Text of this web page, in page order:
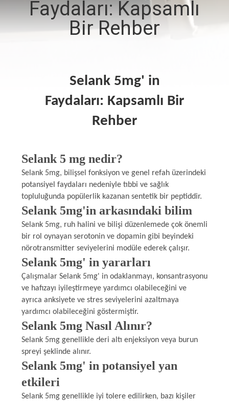
KONTROL
HABERLER
SITE
HARITASI
PRIVACY
POLICY
Faydaları: Kapsamlı
Bir Rehber
Selank 5mg' in
Faydaları: Kapsamlı Bir
Rehber
Selank 5 mg nedir?
Selank 5mg, bilişsel fonksiyon ve genel refah üzerindeki
potansiyel faydaları nedeniyle tıbbi ve sağlık
topluluğunda popülerlik kazanan sentetik bir peptiddir.
Selank 5mg'in arkasındaki bilim
Selank 5mg, ruh halini ve bilişi düzenlemede çok önemli
bir rol oynayan serotonin ve dopamin gibi beyindeki
nörotransmitter seviyelerini modüle ederek çalışır.
Selank 5mg' in yararları
Çalışmalar Selank 5mg' in odaklanmayı, konsantrasyonu
ve hafızayı iyileştirmeye yardımcı olabileceğini ve
ayrıca anksiyete ve stres seviyelerini azaltmaya
yardımcı olabileceğini göstermiştir.
Selank 5mg Nasıl Alınır?
Selank 5mg genellikle deri altı enjeksiyon veya burun
spreyi şeklinde alınır.
Selank 5mg' in potansiyel yan
etkileri
Selank 5mg genellikle iyi tolere edilirken, bazı kişiler